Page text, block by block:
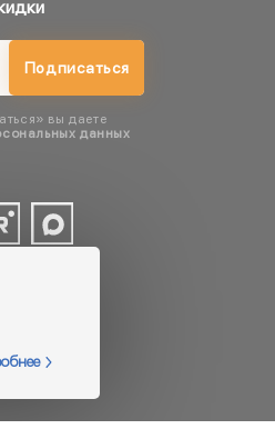
Подписаться
вы даете
данных